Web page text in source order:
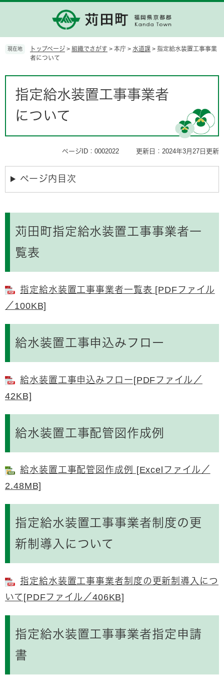
の
す。
ー
し
現在地 トップページ > 組織でさがす > 本庁 > 水道課 > 指定給水装置工事事業
者について
指定給水装置工事事業者
について
ページID：0002022 更新日：2024年3月27日更新
ページ内目次
苅田町指定給水装置工事事業者一
覧表
指定給水装置工事事業者一覧表 [PDFファイル
／100KB]
給水装置工事申込みフロー
給水装置工事申込みフロー[PDFファイル／
42KB]
給水装置工事配管図作成例
給水装置工事配管図作成例 [Excelファイル／
2.48MB]
指定給水装置工事事業者制度の更
新制導入について
指定給水装置工事事業者制度の更新制導入につ
いて[PDFファイル／406KB]
指定給水装置工事事業者指定申請
書